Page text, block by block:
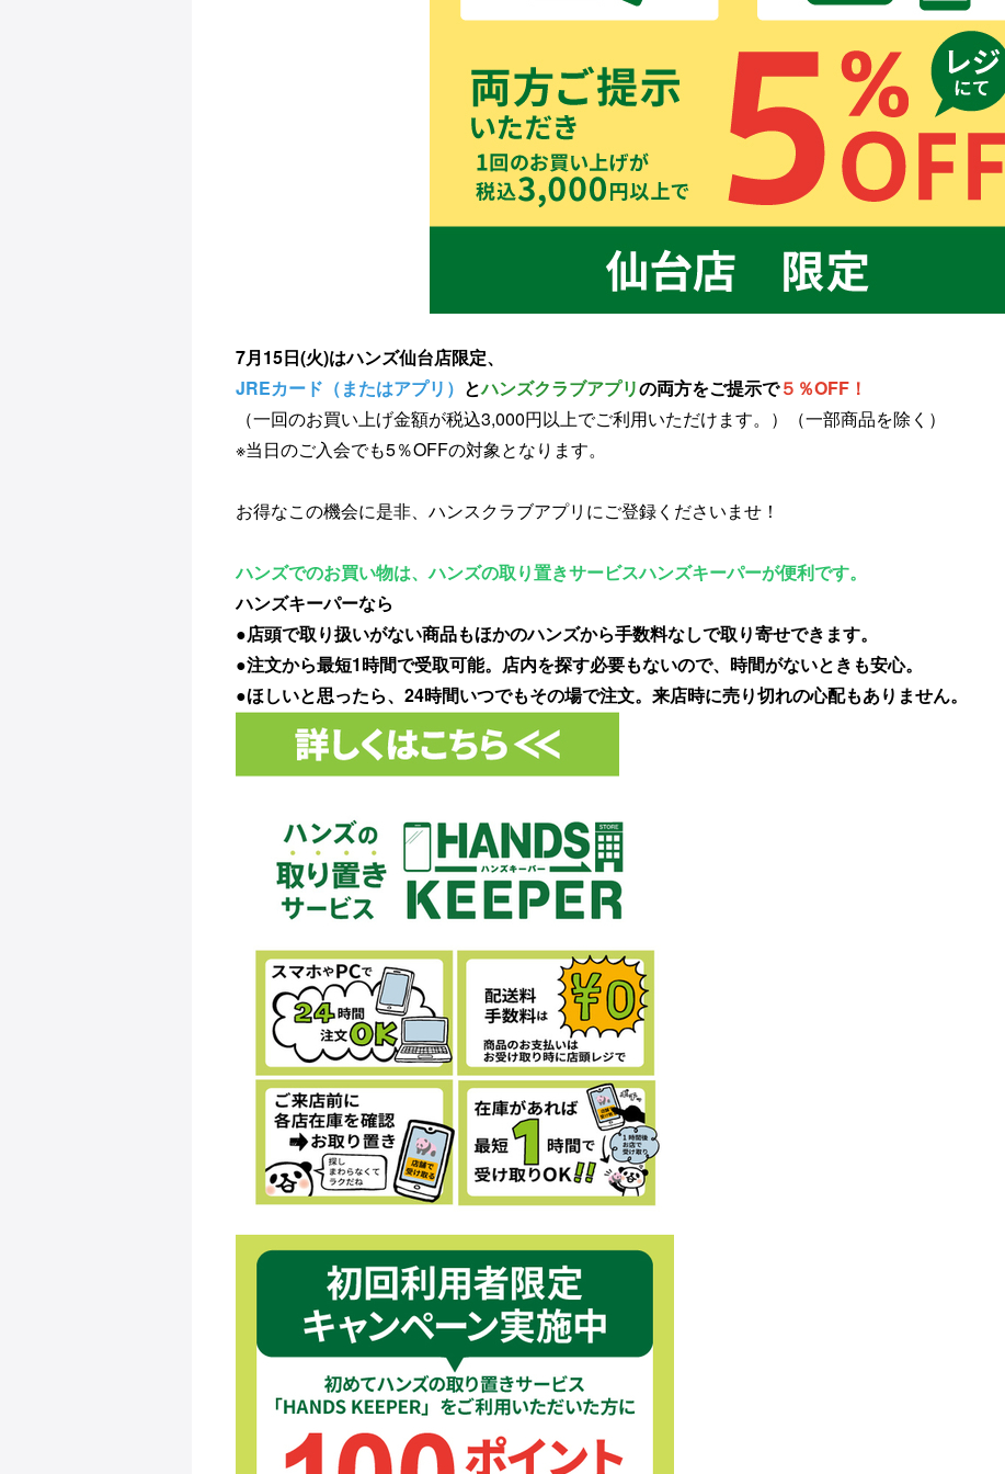
7月15日(火)はハンズ仙台店限定、
JREカード（またはアプリ） とハンズクラブアプリの両方をご提示で５％OFF ！
（一回のお買い上げ金額が税込3,000円以上でご利用いただけます。）（一部商品を除く）
※当日のご入会でも5％OFFの対象となります。
お得なこの機会に是非、ハンスクラブアプリにご登録くださいませ！
ハンズでのお買い物は、ハンズの取り置きサービスハンズキーパーが便利です。
ハンズキーパーなら
●店頭で取り扱いがない商品もほかのハンズから手数料なしで取り寄せできます。
●注文から最短1時間で受取可能。店内を探す必要もないので、時間がないときも安心。
●ほしいと思ったら、24時間いつでもその場で注文。来店時に売り切れの心配もありません。